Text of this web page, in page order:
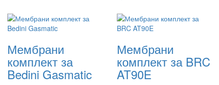
Мембрани
комплект за
Bedini Gasmatic
Мембрани
комплект за BRC
AT90E